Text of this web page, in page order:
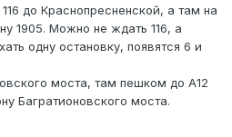
до Краснопресненской, а там на
1905. Можно не ждать 116, а
одну остановку, появятся 6 и
моста, там пешком до А12
Багратионовского моста.